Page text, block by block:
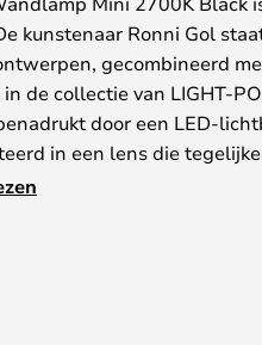
kunstenaar Ronni Gol
gecombineerd
de collectie van LIGHT-
door een LED-
in een lens die
designelement vormt.